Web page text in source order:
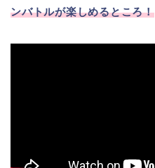
ンバトルが楽しめるところ！